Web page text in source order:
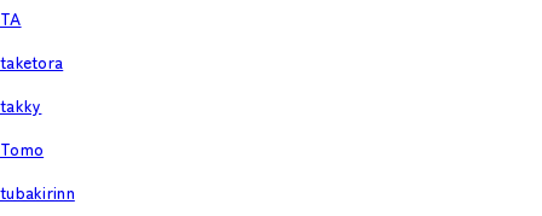
TA
taketora
takky
Tomo
tubakirinn